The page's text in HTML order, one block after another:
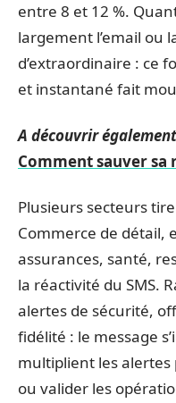
entre 8 et 12 %.
largement l’email ou
d’extraordinaire : ce
et instantané fait
A découvrir
Comment sauver sa
Plusieurs secteurs
Commerce de détail,
assurances, santé,
la réactivité du SMS.
alertes de sécurité,
fidélité : le message
multiplient les alertes
ou valider les